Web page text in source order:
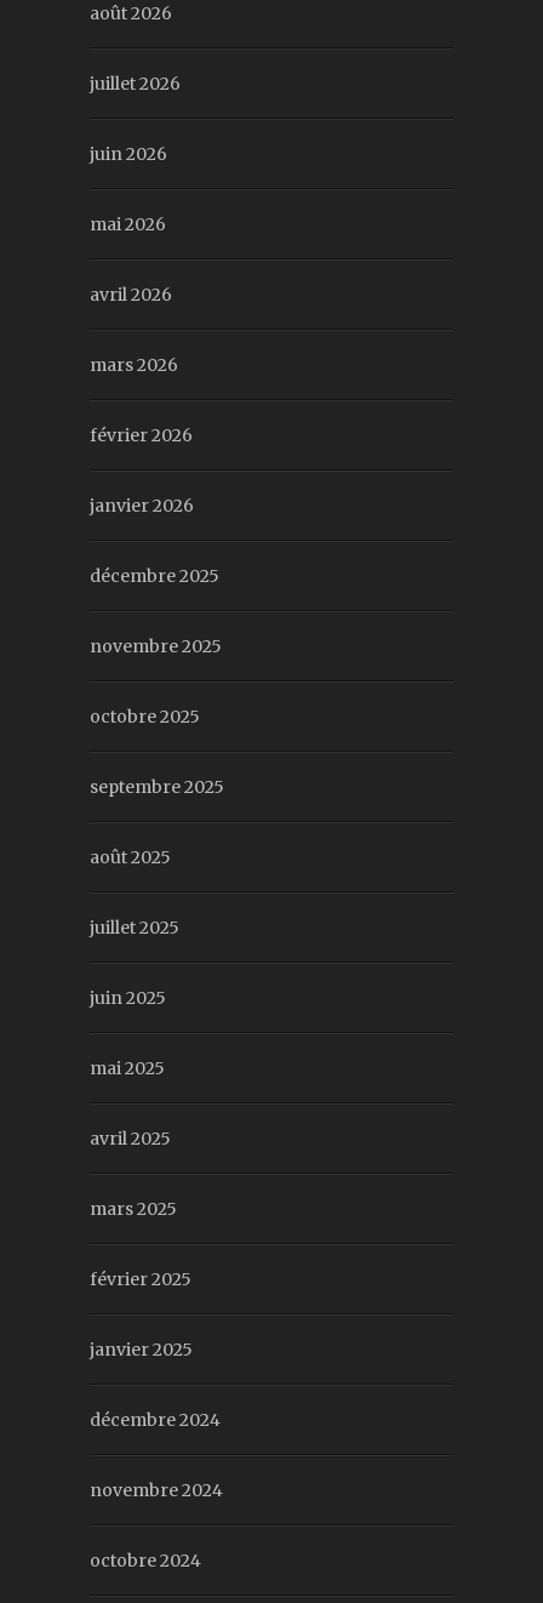
août 2026
juillet 2026
juin 2026
mai 2026
avril 2026
mars 2026
février 2026
janvier 2026
décembre 2025
novembre 2025
octobre 2025
septembre 2025
août 2025
juillet 2025
juin 2025
mai 2025
avril 2025
mars 2025
février 2025
janvier 2025
décembre 2024
novembre 2024
octobre 2024